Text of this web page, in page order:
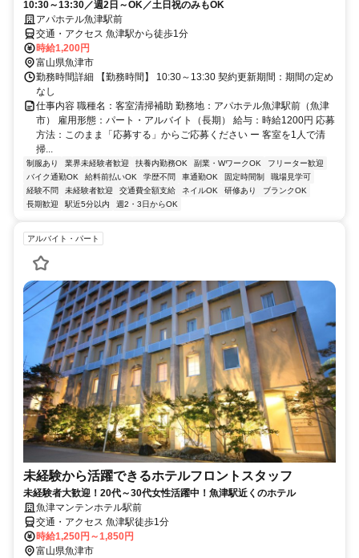
10:30～13:30／週2日～OK／土日祝のみもOK
アパホテル魚津駅前
交通・アクセス 魚津駅から徒歩1分
時給1,200円
富山県魚津市
勤務時間詳細 【勤務時間】 10:30～13:30 契約更新期間：期間の定め
なし
仕事内容 職種名：客室清掃補助 勤務地：アパホテル魚津駅前（魚津
市） 雇用形態：パート・アルバイト（長期） 給与：時給1200円 応募
方法：このまま「応募する」からご応募ください ー 客室を1人で清
掃...
制服あり 業界未経験者歓迎 扶養内勤務OK 副業・WワークOK
フリーター歓迎
バイク通勤OK
給料前払いOK 学歴不問 車通勤OK 固定時間制
職場見学可
経験不問
未経験者歓迎 交通費全額支給 ネイルOK 研修あり
ブランクOK
長期歓迎
駅近5分以内 週2・3日からOK
アルバイト・パート
未経験から活躍できるホテルフロントスタッフ
未経験者大歓迎！20代～30代女性活躍中！魚津駅近くのホテル
魚津マンテンホテル駅前
交通・アクセス 魚津駅徒歩1分
時給1,250円～1,850円
富山県魚津市